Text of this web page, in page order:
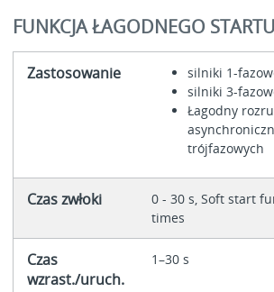
FUNKCJA ŁAGODNEGO STARTU
Zastosowanie
silniki 1-
silniki 3-
Łagodny
trójfazowych
Czas zwłoki
0 - 30 s, Soft start
times
Czas
wzrast./uruch.
1–30 s